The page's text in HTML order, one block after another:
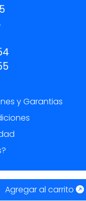
Agregar al carrito
y Garantias
Todos los derechos